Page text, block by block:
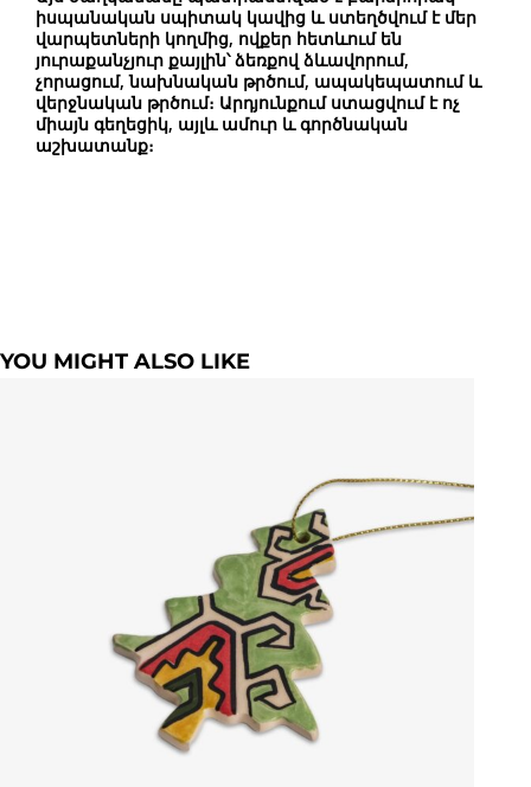
իսպանական սպիտակ կավից և ստեղծվում է մեր
վարպետների կողմից, ովքեր հետևում են
յուրաքանչյուր քայլին՝ ձեռքով ձևավորում,
չորացում, նախնական թրծում, ապակեպատում և
վերջնական թրծում։ Արդյունքում ստացվում է ոչ
միայն գեղեցիկ, այլև ամուր և գործնական
աշխատանք։
YOU MIGHT ALSO LIKE